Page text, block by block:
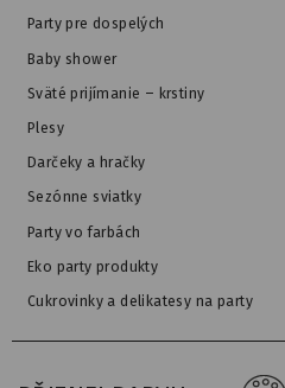
Party pre dospelých
Baby shower
Sväté prijímanie – krstiny
Plesy
Darčeky a hračky
Sezónne sviatky
Party vo farbách
Eko party produkty
Cukrovinky a delikatesy na party